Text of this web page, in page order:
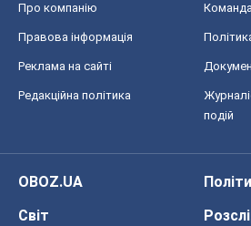
Про компанію Команда
Правова інформація
Реклама на сайті
Редакційна політика
подій
OBOZ.UA
Світ